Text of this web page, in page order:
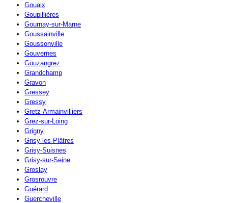
Gouaix
Goupillières
Gournay-sur-Marne
Goussainville
Goussonville
Gouvernes
Gouzangrez
Grandchamp
Gravon
Gressey
Gressy
Gretz-Armainvilliers
Grez-sur-Loing
Grigny
Grisy-les-Plâtres
Grisy-Suisnes
Grisy-sur-Seine
Groslay
Grosrouvre
Guérard
Guercheville